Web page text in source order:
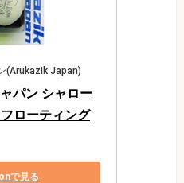
(Arukazik Japan)
パン シャロー
ローティング
で見る